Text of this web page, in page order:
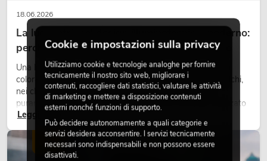
18.06.2026
La luce retrò nel design illuminotecnico moderno:
perché la luce calda torna ad avere successo
Una luce molto calda, superfici luminose visibili e accenti
colorati caratterizzano molti lighting design attuali su palchi,
nei club e negli eventi. La luce rétro non è un effetto
puramente nostalgico, ma uno strumento di design utilizzato
in modo consapevole: crea atmosfera, dona carattere alle
scene e può rendere più emozionali i setup LED tecnici.
Leggi ora
LUCE
Cookie e impostazioni sulla privacy
Utilizziamo cookie e tecnologie analoghe per fornire
tecnicamente il nostro sito web, migliorare i
contenuti, raccogliere dati statistici, valutare le attività
di marketing e mettere a disposizione contenuti
esterni nonché funzioni di supporto.
Può decidere autonomamente a quali categorie e
servizi desidera acconsentire. I servizi tecnicamente
necessari sono indispensabili e non possono essere
disattivati.